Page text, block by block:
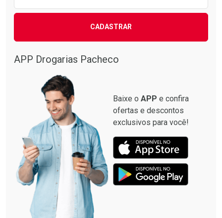
CADASTRAR
APP Drogarias Pacheco
Baixe o APP e confira
ofertas e descontos
exclusivos para você!